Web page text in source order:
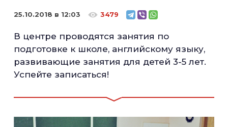
25.10.2018 в 12:03 3479
В центре проводятся занятия по
подготовке к школе, английскому языку,
развивающие занятия для детей 3-5 лет.
Успейте записаться!